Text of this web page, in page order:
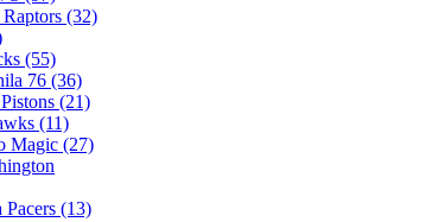
(32)
(55)
76 (36)
(21)
(11)
Magic (27)
(13)